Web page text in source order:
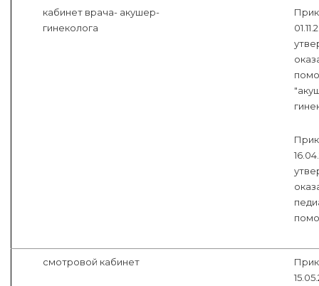
кабинет врача- акушер-
гинеколога
смотровой кабинет